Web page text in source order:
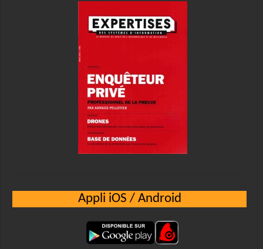
Appli iOS / Android